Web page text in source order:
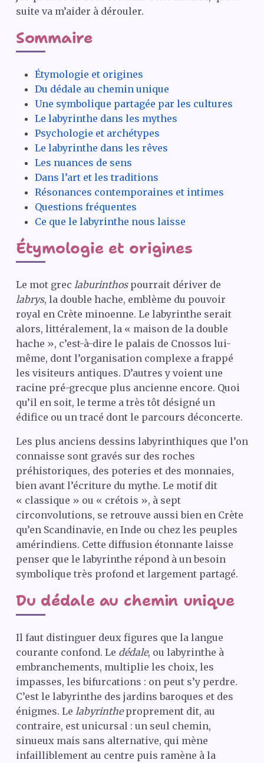
suite va m’aider à dérouler.
Sommaire
Étymologie et origines
Du dédale au chemin unique
Une symbolique partagée par les cultures
Le labyrinthe dans les mythes
Psychologie et archétypes
Le labyrinthe dans les rêves
Les nuances de sens
Dans l’art et les traditions
Résonances contemporaines et intimes
Questions fréquentes
Ce que le labyrinthe nous laisse
Étymologie et origines
Le mot grec laburinthospourrait dériver de
labrys, la double hache, emblème du pouvoir
royal en Crète minoenne. Le labyrinthe serait
alors, littéralement, la « maison de la double
hache », c’est-à-dire le palais de Cnossos lui-
même, dont l’organisation complexe a frappé
les visiteurs antiques. D’autres y voient une
racine pré-grecque plus ancienne encore. Quoi
qu’il en soit, le terme a très tôt désigné un
édifice ou un tracé dont le parcours déconcerte.
Les plus anciens dessins labyrinthiques que l’on
connaisse sont gravés sur des roches
préhistoriques, des poteries et des monnaies,
bien avant l’écriture du mythe. Le motif dit
« classique » ou « crétois », à sept
circonvolutions, se retrouve aussi bien en Crète
qu’en Scandinavie, en Inde ou chez les peuples
amérindiens. Cette diffusion étonnante laisse
penser que le labyrinthe répond à un besoin
symbolique très profond et largement partagé.
Du dédale au chemin unique
Il faut distinguer deux figures que la langue
courante confond. Le dédale, ou labyrinthe à
embranchements, multiplie les choix, les
impasses, les bifurcations : on peut s’y perdre.
C’est le labyrinthe des jardins baroques et des
énigmes. Le labyrintheproprement dit, au
contraire, est unicursal : un seul chemin,
sinueux mais sans alternative, qui mène
infailliblement au centre puis ramène à la